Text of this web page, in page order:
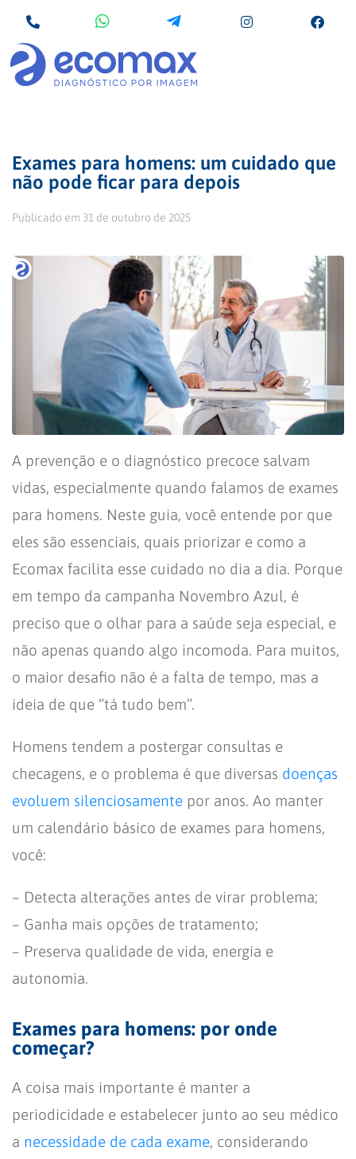
Exames para homens: um cuidado que
não pode ficar para depois
Publicado em 31 de outubro de 2025
A prevenção e o diagnóstico precoce salvam
vidas, especialmente quando falamos de exames
para homens. Neste guia, você entende por que
eles são essenciais, quais priorizar e como a
Ecomax facilita esse cuidado no dia a dia. Porque
em tempo da campanha Novembro Azul, é
preciso que o olhar para a saúde seja especial, e
não apenas quando algo incomoda. Para muitos,
o maior desafio não é a falta de tempo, mas a
ideia de que “tá tudo bem”.
Homens tendem a postergar consultas e
checagens, e o problema é que diversas doenças
evoluem silenciosamente por anos. Ao manter
um calendário básico de exames para homens,
você:
– Detecta alterações antes de virar problema;
– Ganha mais opções de tratamento;
– Preserva qualidade de vida, energia e
autonomia.
Exames para homens: por onde
começar?
A coisa mais importante é manter a
periodicidade e estabelecer junto ao seu médico
a necessidade de cada exame, considerando